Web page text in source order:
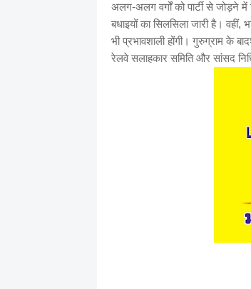
अलग-अलग वर्गों को पार्टी से जोड़ने
बधाइयों का सिलसिला जारी है। वहीं,
भी प्रभावशाली होंगी। गुरुग्राम के
रेलवे सलाहकार समिति और सांसद